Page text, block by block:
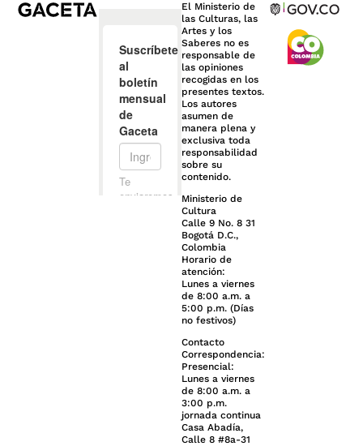
El Ministerio de
las Culturas, las
Artes y los
Saberes no es
responsable de
las opiniones
recogidas en los
presentes textos.
Los autores
asumen de
manera plena y
exclusiva toda
responsabilidad
sobre su
contenido.
Ministerio de
Cultura
Calle 9 No. 8 31
Bogotá D.C.,
Colombia
Horario de
atención:
Lunes a viernes
de 8:00 a.m. a
5:00 p.m. (Días
no festivos)
Contacto
Correspondencia:
Presencial:
Lunes a viernes
de 8:00 a.m. a
3:00 p.m.
jornada continua
Casa Abadía,
Calle 8 #8a-31